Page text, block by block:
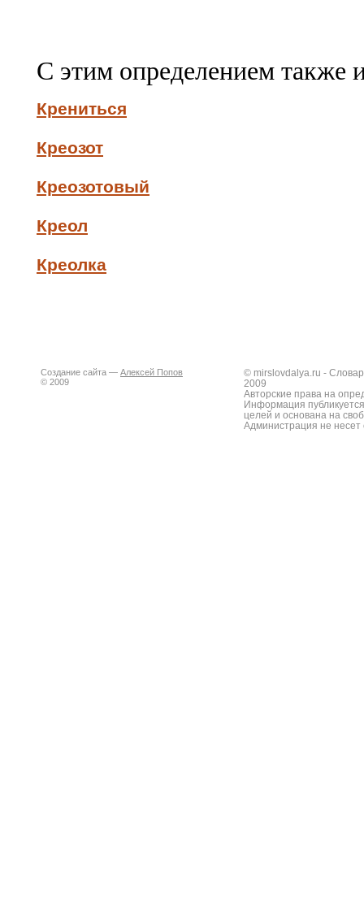
С этим определением также
Крениться
Креозот
Креозотовый
Креол
Креолка
Создание сайта — Алексей Попов
© 2009
© mirslovdalya.ru -
2009
Авторские права на
Информация
целей и основана на
Администрация не несет